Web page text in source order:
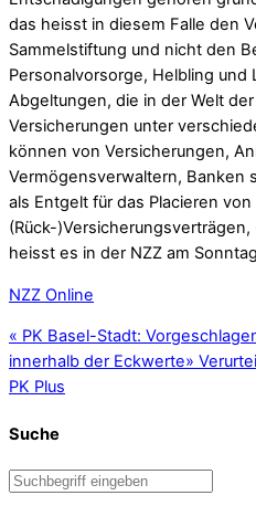
das heisst in diesem Falle den
Sammelstiftung und nicht den
Personalvorsorge, Helbling und
Abgeltungen, die in der Welt
Versicherungen unter
können von Versicherungen,
Vermögensverwaltern, Banken
als Entgelt für das Placieren
(Rück-
heisst es in der NZZ am
NZZ Online
« PK Basel-Stadt:
innerhalb der Eckwerte»
PK Plus
Suche